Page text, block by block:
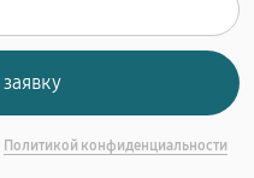
Политикой конфиденциальности